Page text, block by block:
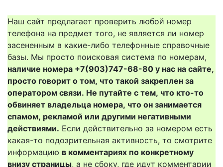
Наш сайт предлагает проверить любой номер
телефона на предмет того, не является ли номер
засененным в какие-либо телефонные справочные
базы. Мы просто поисковая система по номерам,
наличие номера +7(903)747-68-80 у нас на сайте,
просто говорит о том, что такой закреплен за
оператором связи. Не путайте с тем, что кто-то
обвиняет владельца номера, что он занимается
спамом, рекламой или другими негативными
действиями. Если действительно за номером есть
какая-то подозрительная активность, то смотрите
информацию в комментариях по конкретному
внизу страницы, а не сбоку, где идут комментарии